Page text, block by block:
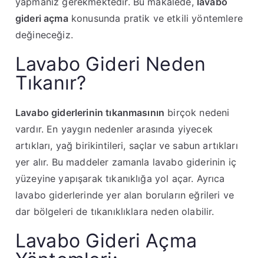
gideri açmakonusunda pratik ve etkili yöntemlere
değineceğiz.
Lavabo Gideri Neden
Tıkanır?
Lavabo giderlerinin tıkanmasının birçok nedeni
vardır. En yaygın nedenler arasında yiyecek
artıkları, yağ birikintileri, saçlar ve sabun artıkları
yer alır. Bu maddeler zamanla lavabo giderinin iç
yüzeyine yapışarak tıkanıklığa yol açar. Ayrıca
lavabo giderlerinde yer alan boruların eğrileri ve
dar bölgeleri de tıkanıklıklara neden olabilir.
Lavabo Gideri Açma